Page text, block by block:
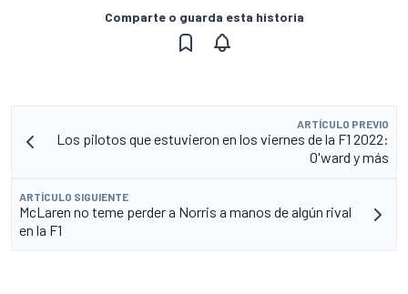
Comparte o guarda esta historia
ARTÍCULO PREVIO
Los pilotos que estuvieron en los viernes de la F1 2022:
O'ward y más
ARTÍCULO SIGUIENTE
McLaren no teme perder a Norris a manos de algún rival
en la F1